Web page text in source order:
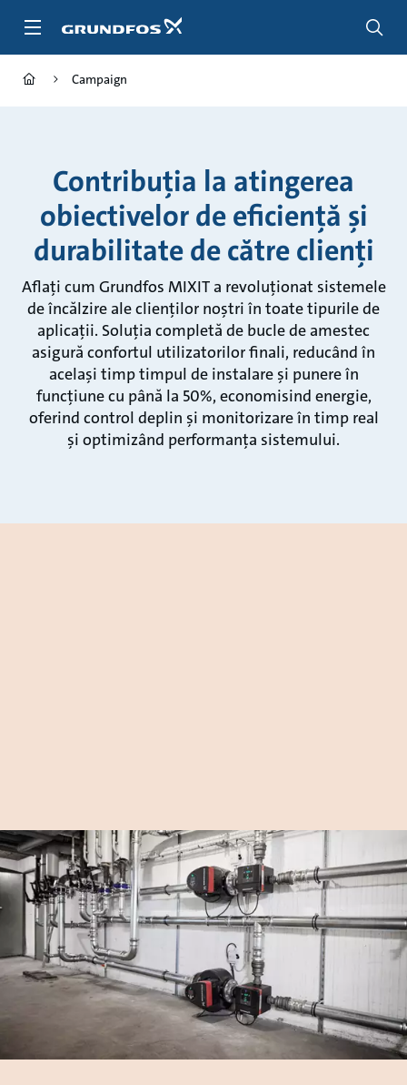
Campaign
Contribuția la atingerea
obiectivelor de eficiență și
durabilitate de către clienți
Aflați cum Grundfos MIXIT a revoluționat sistemele
de încălzire ale clienților noștri în toate tipurile de
aplicații. Soluția completă de bucle de amestec
asigură confortul utilizatorilor finali, reducând în
același timp timpul de instalare și punere în
funcțiune cu până la 50%, economisind energie,
oferind control deplin și monitorizare în timp real
și optimizând performanța sistemului.